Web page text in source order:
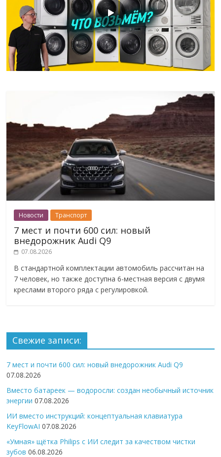
Новости Транспорт
7 мест и почти 600 сил: новый
внедорожник Audi Q9
07.08.2026
В стандартной комплектации автомобиль рассчитан на
7 человек, но также доступна 6-местная версия с двумя
креслами второго ряда с регулировкой.
Свежие записи:
7 мест и почти 600 сил: новый внедорожник Audi Q9
07.08.2026
Вместо батареек — водоросли: создан необычный источник
энергии 07.08.2026
ИИ вместо инструкций: концептуальная клавиатура
KeyFlowAI 07.08.2026
«Умная» щётка Philips с ИИ следит за качеством чистки
зубов 06.08.2026